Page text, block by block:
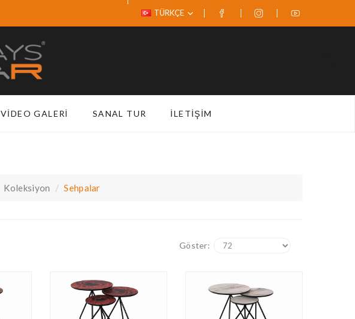
TÜRKÇE
VIDEO GALERI SANAL TUR İLETIŞIM
Koleksiyon Sehpalar
Göster: